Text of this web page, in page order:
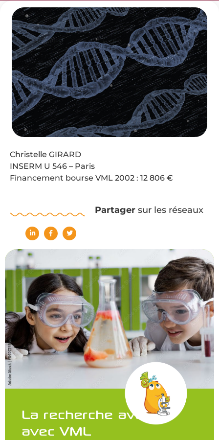
Christelle GIRARD
INSERM U 546 – Paris
Financement bourse VML 2002 : 12 806 €
Partagersur les réseaux
La recherche avance
avec VML